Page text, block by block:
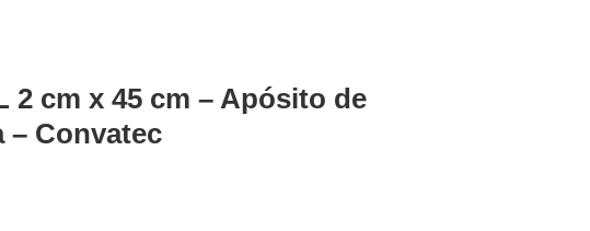
2 cm x 45 cm – Apósito de
– Convatec